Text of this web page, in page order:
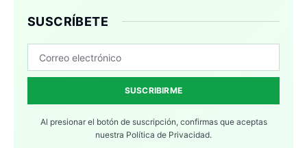
SUSCRÍBETE
SUSCRIBIRME
Al presionar el botón de suscripción, confirmas que aceptas
nuestra Política de Privacidad.